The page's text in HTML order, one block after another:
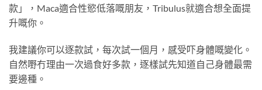
款」，Maca適合性慾低落嘅朋友，Tribulus就適合想全面提
升嘅你。
我建議你可以逐款試，每次試一個月，感受吓身體嘅變化。
自然嘢冇理由一次過食好多款，逐樣試先知道自己身體最需
要邊種。